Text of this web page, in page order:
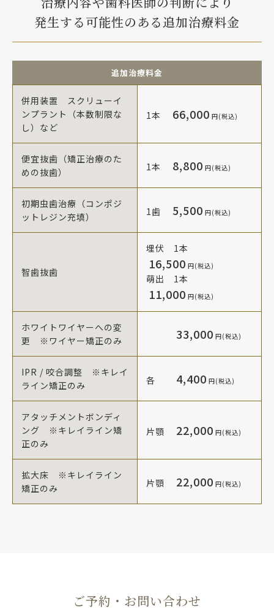
発生する可能性のある追加治療料金
追加治療料金
併用装置 スクリューイ
ンプラント（本数制限な
し）など
1本 66,000 円(税込)
便宜抜歯（矯正治療のた
めの抜歯）
1本 8,800 円(税込)
初期虫歯治療（コンポジ
ットレジン充填）
1歯 5,500 円(税込)
智歯抜歯
埋伏 1本
16,500 円(税込)
萌出 1本
11,000 円(税込)
ホワイトワイヤーへの変
更 ※ワイヤー矯正のみ
33,000 円(税込)
IPR / 咬合調整 ※キレイ
ライン矯正のみ
各 4,400 円(税込)
アタッチメントボンディ
ング ※キレイライン矯
正のみ
片顎 22,000 円(税込)
拡大床 ※キレイライン
矯正のみ
片顎 22,000 円(税込)
ご予約・お問い合わせ